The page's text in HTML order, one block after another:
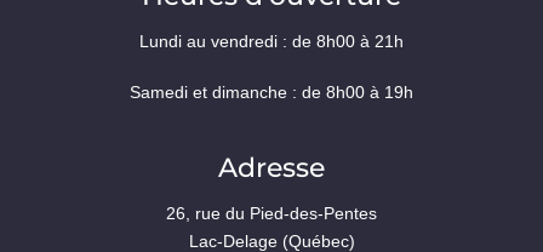
Lundi au vendredi : de 8h00 à 21h
Samedi et dimanche : de 8h00 à 19h
Adresse
26, rue du Pied-des-Pentes
Lac-Delage (Québec)